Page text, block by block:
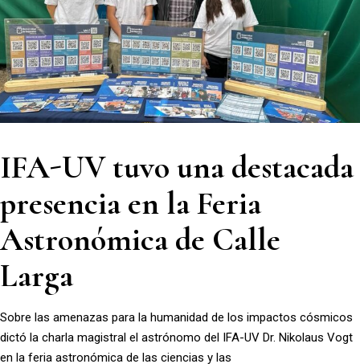
IFA-UV tuvo una destacada
presencia en la Feria
Astronómica de Calle
Larga
Sobre las amenazas para la humanidad de los impactos cósmicos
dictó la charla magistral el astrónomo del IFA-UV Dr. Nikolaus Vogt
en la feria astronómica de las ciencias y las